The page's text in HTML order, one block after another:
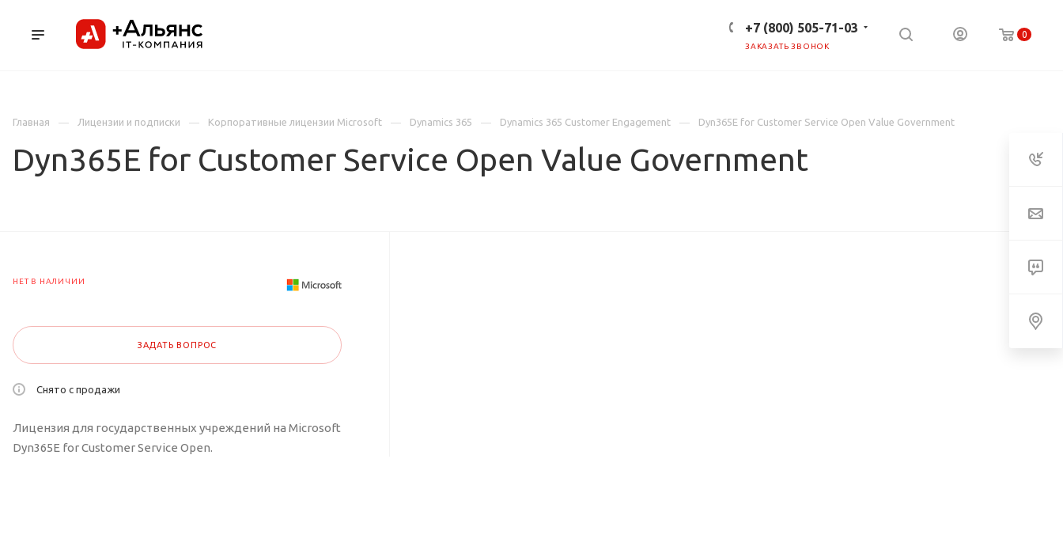
0
+7 (800) 505-71-03
ЗАКАЗАТЬ ЗВОНОК
Главная
Лицензии и подписки Корпоративные лицензии Microsoft Dynamics 365 Dynamics 365 Customer Engagement Dyn365E for Customer Service Open Value Government
Dyn365E for Customer Service Open Value Government
НЕТ В НАЛИЧИИ
ЗАДАТЬ ВОПРОС
Снято с продажи
Лицензия для государственных учреждений на Microsoft
Dyn365E for Customer Service Open.